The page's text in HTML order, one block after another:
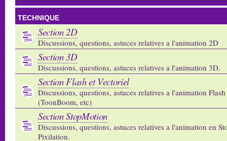
TECHNIQUE
Section 2D
Discussions, questions, astuces relatives a l'animation 2D
Section 3D
Discussions, questions, astuces relatives a l'animation 3D.
Section Flash et Vectoriel
Discussions, questions, astuces relatives a l'animation
(ToonBoom, etc)
Section StopMotion
Discussions, questions, astuces relatives a l'animation en
Pixilation.